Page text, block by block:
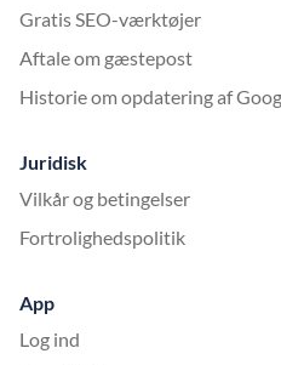
Gratis SEO-værktøjer
Aftale om gæstepost
Historie om opdatering af
Juridisk
Vilkår og betingelser
Fortrolighedspolitik
App
Log ind